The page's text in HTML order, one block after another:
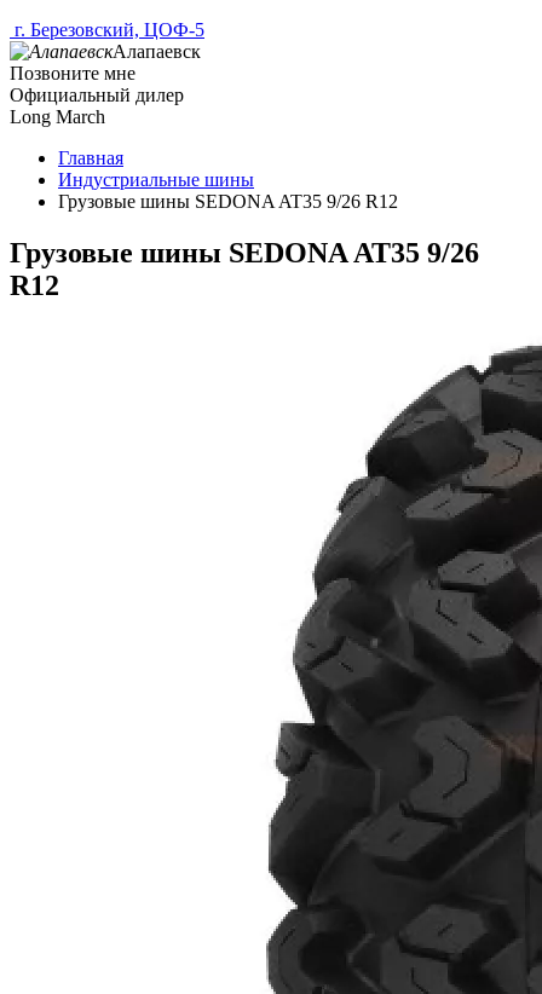
г. Березовский, ЦОФ-5
Алапаевск
Позвоните мне
Официальный дилер
Long March
Главная
Индустриальные шины
Грузовые шины SEDONA AT35 9/26 R12
Грузовые шины SEDONA AT35 9/26
R12